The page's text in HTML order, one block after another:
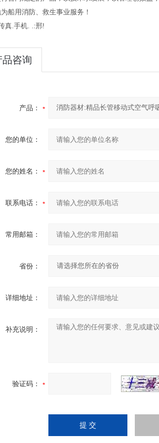
船用消防、救生事业服务！
真.手机. .:邢!
品咨询
产品：
您的单位：
您的姓名：
联系电话：
常用邮箱：
省份：
详细地址：
补充说明：
验证码：